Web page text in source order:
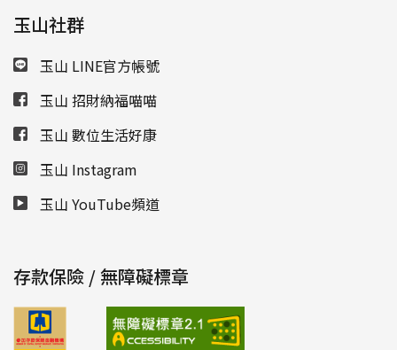
玉山社群
玉山 LINE官方帳號
玉山 招財納福喵喵
玉山 數位生活好康
玉山 Instagram
玉山 YouTube頻道
存款保險 / 無障礙標章